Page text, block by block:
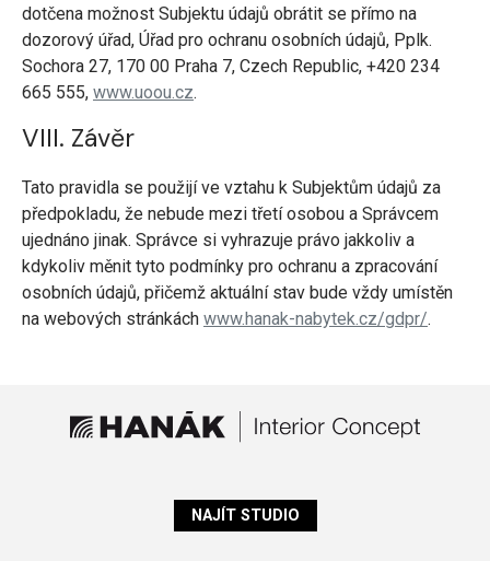
dotčena možnost Subjektu údajů obrátit se přímo na
dozorový úřad, Úřad pro ochranu osobních údajů, Pplk.
Sochora 27, 170 00 Praha 7, Czech Republic, +420 234
665 555, www.uoou.cz.
VIII. Závěr
Tato pravidla se použijí ve vztahu k Subjektům údajů za
předpokladu, že nebude mezi třetí osobou a Správcem
ujednáno jinak. Správce si vyhrazuje právo jakkoliv a
kdykoliv měnit tyto podmínky pro ochranu a zpracování
osobních údajů, přičemž aktuální stav bude vždy umístěn
na webových stránkách www.hanak-nabytek.cz/gdpr/.
NAJÍT STUDIO